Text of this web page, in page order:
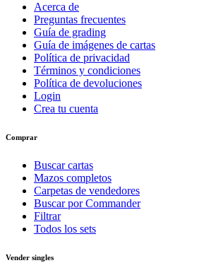
Acerca de
Preguntas frecuentes
Guía de grading
Guía de imágenes de cartas
Política de privacidad
Términos y condiciones
Política de devoluciones
Login
Crea tu cuenta
Comprar
Buscar cartas
Mazos completos
Carpetas de vendedores
Buscar por Commander
Filtrar
Todos los sets
Vender singles